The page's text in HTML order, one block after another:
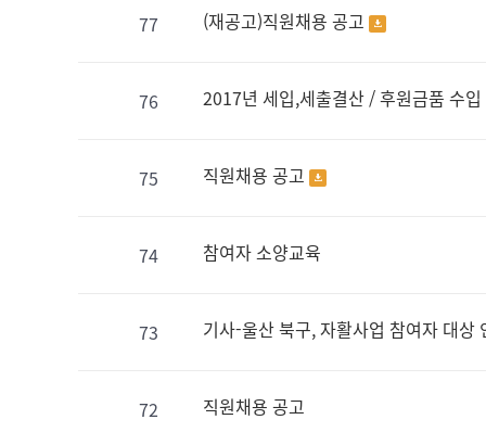
77 (재공고)직원채용 공고
76 2017년 세입,세출결산 / 후원금품 수
75 직원채용 공고
74 참여자 소양교육
73 기사-울산 북구, 자활사업 참여자 대상
72 직원채용 공고